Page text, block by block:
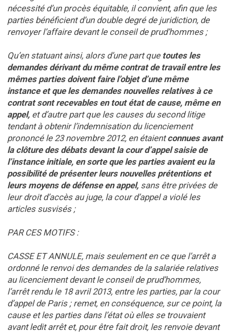
nécessité d’un procès équitable, il convient, afin que les
parties bénéficient d’un double degré de juridiction, de
renvoyer l’affaire devant le conseil de prud’hommes ;
Qu’en statuant ainsi, alors d’une part que toutes les
demandes dérivant du même contrat de travail entre les
mêmes parties doivent faire l’objet d’une même
instance et que les demandes nouvelles relatives à ce
contrat sont recevables en tout état de cause, même en
appel, et d’autre part que les causes du second litige
tendant à obtenir l’indemnisation du licenciement
prononcé le 23 novembre 2012, en étaientconnues avant
la clôture des débats devant la cour d’appel saisie de
l’instance initiale, en sorte que les parties avaient eu la
possibilité de présenter leurs nouvelles prétentions et
leurs moyens de défense en appel, sans être privées de
leur droit d’accès au juge, la cour d’appel a violé les
articles susvisés ;
PAR CES MOTIFS :
CASSE ET ANNULE, mais seulement en ce que l’arrêt a
ordonné le renvoi des demandes de la salariée relatives
au licenciement devant le conseil de prud’hommes,
l’arrêt rendu le 18 avril 2013, entre les parties, par la cour
d’appel de Paris ; remet, en conséquence, sur ce point, la
cause et les parties dans l’état où elles se trouvaient
avant ledit arrêt et, pour être fait droit, les renvoie devant